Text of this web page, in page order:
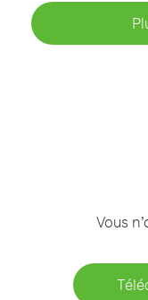
Vous